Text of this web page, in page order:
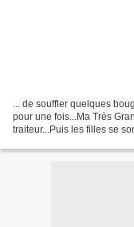
... de souffler quelques
pour une fois...Ma Très
traiteur...Puis les filles se